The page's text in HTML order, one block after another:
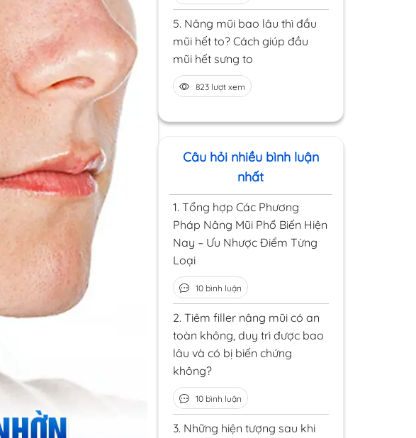
5. Nâng mũi bao lâu thì đầu
mũi hết to? Cách giúp đầu
mũi hết sưng to
823 lượt xem
Câu hỏi nhiều bình luận
nhất
1. Tổng hợp Các Phương
Pháp Nâng Mũi Phổ Biến Hiện
Nay – Ưu Nhược Điểm Từng
Loại
10 bình luận
2. Tiêm filler nâng mũi có an
toàn không, duy trì được bao
lâu và có bị biến chứng
không?
10 bình luận
3. Những hiện tượng sau khi